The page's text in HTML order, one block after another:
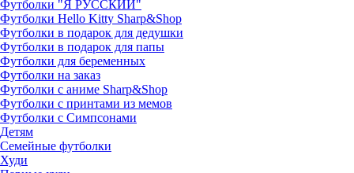
Футболки "Я РУССКИЙ"
Футболки Hello Kitty Sharp&Shop
Футболки в подарок для дедушки
Футболки в подарок для папы
Футболки для беременных
Футболки на заказ
Футболки с аниме Sharp&Shop
Футболки с принтами из мемов
Футболки с Симпсонами
Детям
Семейные футболки
Худи